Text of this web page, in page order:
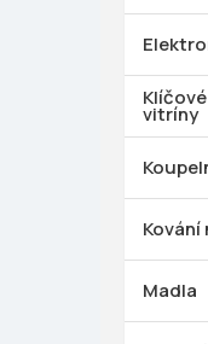
n
l vitríny
Madla